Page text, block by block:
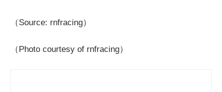
（Source: rnfracing）
（Photo courtesy of rnfracing）